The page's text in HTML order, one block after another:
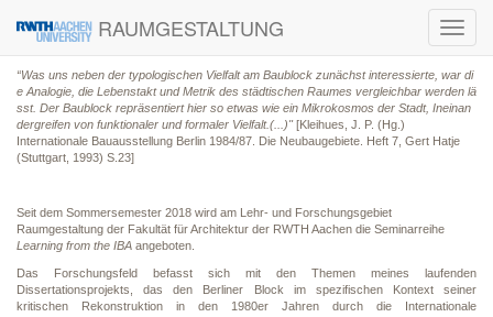
RAUMGESTALTUNG
“Was uns neben der typologischen Vielfalt am Baublock zunächst interessierte, war di
e Analogie, die Lebenstakt und Metrik des städtischen Raumes vergleichbar werden lä
sst. Der Baublock repräsentiert hier so etwas wie ein Mikrokosmos der Stadt, Ineinan
dergreifen von funktionaler und formaler Vielfalt.(...)"[Kleihues, J. P. (Hg.)
Internationale Bauausstellung Berlin 1984/87. Die Neubaugebiete. Heft 7, Gert Hatje
(Stuttgart, 1993) S.23]
Seit dem Sommersemester 2018 wird am Lehr- und Forschungsgebiet
Raumgestaltung der Fakultät für Architektur der RWTH Aachen die Seminarreihe
Learning from the IBA angeboten.
Das Forschungsfeld befasst sich mit den Themen meines laufenden
Dissertationsprojekts, das den Berliner Block im spezifischen Kontext seiner
kritischen Rekonstruktion in den 1980er Jahren durch die Internationale